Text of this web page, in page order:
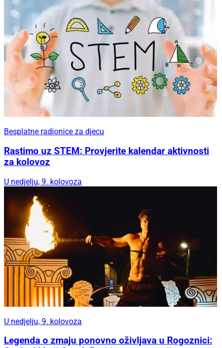
Besplatne radionice za djecu
Rastimo uz STEM: Provjerite kalendar aktivnosti
za kolovoz
U nedjelju, 9. kolovoza
U nedjelju, 9. kolovoza
Legenda o zmaju ponovno oživljava u Rogoznici: